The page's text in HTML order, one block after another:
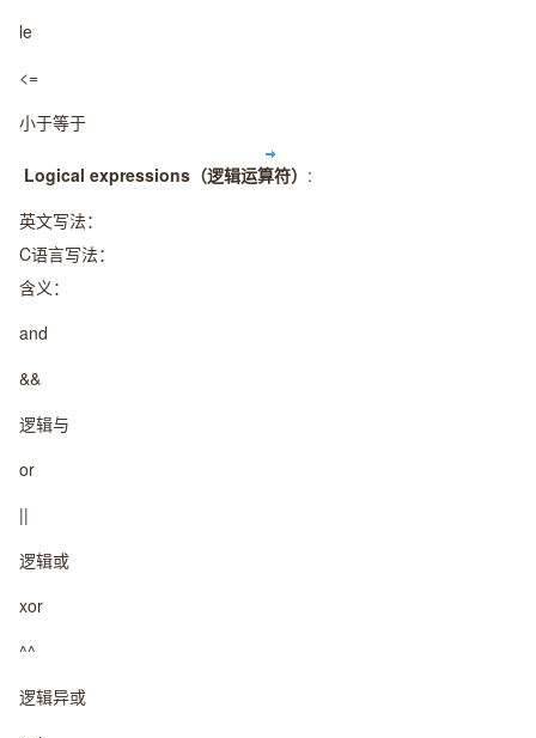
le
<=
小于等于
Logical expressions（逻辑运算符） :
英文写法：
C语言写法：
含义：
and
&&
逻辑与
or
||
逻辑或
xor
^^
逻辑异或